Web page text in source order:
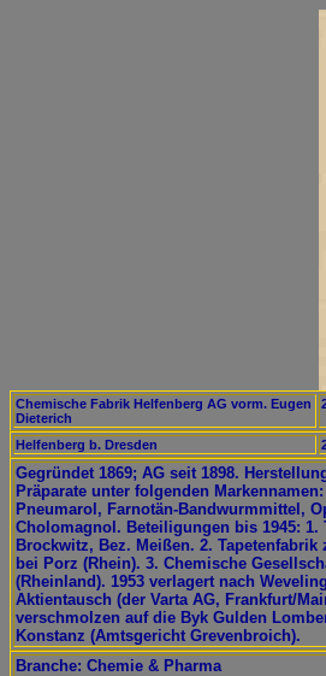
Chemische Fabrik Helfenberg AG vorm. Eugen
Dieterich
Helfenberg b. Dresden
Gegründet 1869; AG seit 1898.
Präparate unter folgenden
Pneumarol, Farnotän-Bandwurmmittel,
Cholomagnol. Beteiligungen bis 1945: 1.
Brockwitz, Bez. Meißen. 2.
bei Porz (Rhein). 3. Chemische
(Rheinland). 1953 verlagert nach
Aktientausch (der Varta AG, Frankfurt/
verschmolzen auf die Byk Gulden
Konstanz (Amtsgericht Grevenbroich).
Branche: Chemie & Pharma